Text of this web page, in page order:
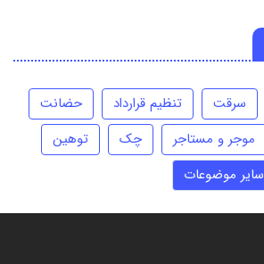
سرقت تنظیم قرارداد
حضانت
موجر و مستاجر چک
توهین
سایر موضوعات